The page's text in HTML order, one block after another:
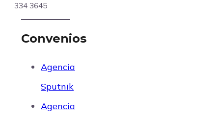
334 3645
Convenios
Agencia
Sputnik
Agencia